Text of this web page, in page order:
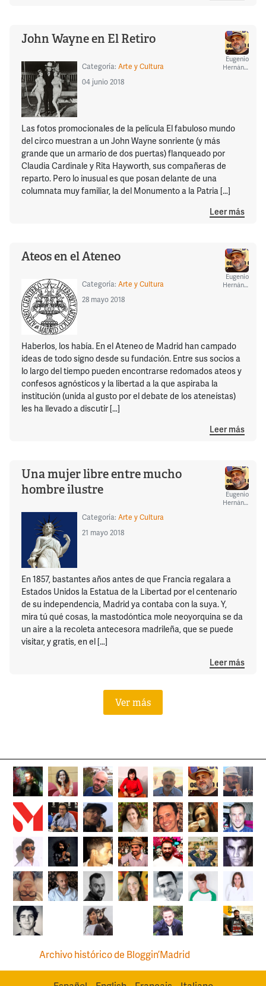
John Wayne en El Retiro
Eugenio
Hernández
Categoría: Arte y Cultura
04 junio 2018
Las fotos promocionales de la película El fabuloso mundo
del circo muestran a un John Wayne sonriente (y más
grande que un armario de dos puertas) flanqueado por
Claudia Cardinale y Rita Hayworth, sus compañeras de
reparto. Pero lo inusual es que posan delante de una
columnata muy familiar, la del Monumento a la Patria […]
Leer más
Ateos en el Ateneo
Eugenio
Hernández
Categoría: Arte y Cultura
28 mayo 2018
Haberlos, los había. En el Ateneo de Madrid han campado
ideas de todo signo desde su fundación. Entre sus socios a
lo largo del tiempo pueden encontrarse redomados ateos y
confesos agnósticos y la libertad a la que aspiraba la
institución (unida al gusto por el debate de los ateneístas)
les ha llevado a discutir […]
Leer más
Una mujer libre entre mucho
hombre ilustre
Eugenio
Hernández
Categoría: Arte y Cultura
21 mayo 2018
En 1857, bastantes años antes de que Francia regalara a
Estados Unidos la Estatua de la Libertad por el centenario
de su independencia, Madrid ya contaba con la suya. Y,
mira tú qué cosas, la mastodóntica mole neoyorquina se da
un aire a la recoleta antecesora madrileña, que se puede
visitar, y gratis, en el […]
Leer más
Ver más
Archivo histórico de Bloggin’Madrid